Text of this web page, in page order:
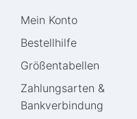
Mein Konto
Bestellhilfe
Größentabellen
Zahlungsarten &
Bankverbindung